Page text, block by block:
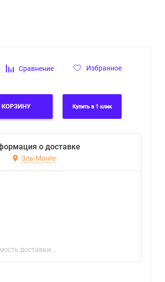
Сравнение Избранное
КОРЗИНУ Купить в 1 клик
о доставке
Эль-Монте
доставки...